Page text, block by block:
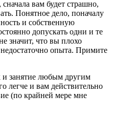
вам будет страшно,
Понятное дело, поначалу
и собственную
допускать одни и те
значит, что вы плохо
опыта. Примите
и занятие любым другим
легче и вам действительно
(по крайней мере мне